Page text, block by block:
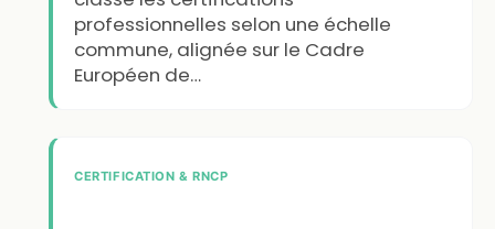
professionnelles selon une échelle
commune, alignée sur le Cadre
Européen de…
CERTIFICATION & RNCP